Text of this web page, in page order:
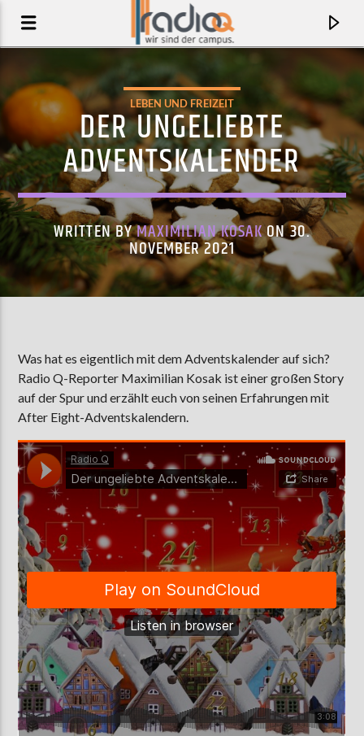
JOSI MILLER
MOEBIUS
12:00 18:00
ZU HÖREN INMünster 90,9 MHz Steinfurt103,9 MHz
LEBEN UND FREIZEIT
DER UNGELIEBTE
ADVENTSKALENDER
WRITTEN BYMAXIMILIAN KOSAKON 30.
NOVEMBER 2021
Was hat es eigentlich mit dem Adventskalender auf sich?
Radio Q-Reporter Maximilian Kosak ist einer großen Story
auf der Spur und erzählt euch von seinen Erfahrungen mit
After Eight-Adventskalendern.